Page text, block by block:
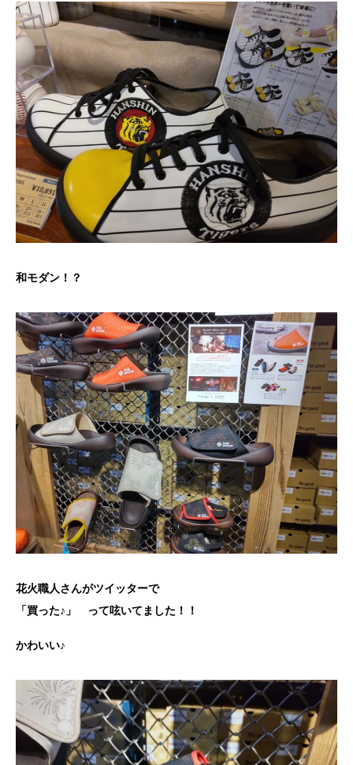
和モダン！？
花火職人さんがツイッターで
「買った♪」 って呟いてました！！
かわいい♪